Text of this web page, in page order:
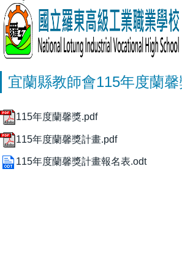
宜蘭縣教師會115年度蘭
115年度蘭馨獎.pdf
115年度蘭馨獎計畫.pdf
115年度蘭馨獎計畫報名表.odt